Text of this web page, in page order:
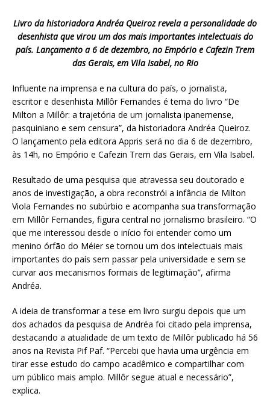
Livro da historiadora Andréa Queiroz revela a personalidade do
desenhista que virou um dos mais importantes intelectuais do
país. Lançamento a 6 de dezembro, no Empório e Cafezin Trem
das Gerais, em Vila Isabel, no Rio
Influente na imprensa e na cultura do país, o jornalista,
escritor e desenhista Millôr Fernandes é tema do livro “De
Milton a Millôr: a trajetória de um jornalista ipanemense,
pasquiniano e sem censura”, da historiadora Andréa Queiroz.
O lançamento pela editora Appris será no dia 6 de dezembro,
às 14h, no Empório e Cafezin Trem das Gerais, em Vila Isabel.
Resultado de uma pesquisa que atravessa seu doutorado e
anos de investigação, a obra reconstrói a infância de Milton
Viola Fernandes no subúrbio e acompanha sua transformação
em Millôr Fernandes, figura central no jornalismo brasileiro. “O
que me interessou desde o início foi entender como um
menino órfão do Méier se tornou um dos intelectuais mais
importantes do país sem passar pela universidade e sem se
curvar aos mecanismos formais de legitimação”, afirma
Andréa.
A ideia de transformar a tese em livro surgiu depois que um
dos achados da pesquisa de Andréa foi citado pela imprensa,
destacando a atualidade de um texto de Millôr publicado há 56
anos na Revista Pif Paf. “Percebi que havia uma urgência em
tirar esse estudo do campo acadêmico e compartilhar com
um público mais amplo. Millôr segue atual e necessário”,
explica.